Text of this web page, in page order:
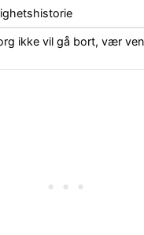
ikke vil gå bort, vær